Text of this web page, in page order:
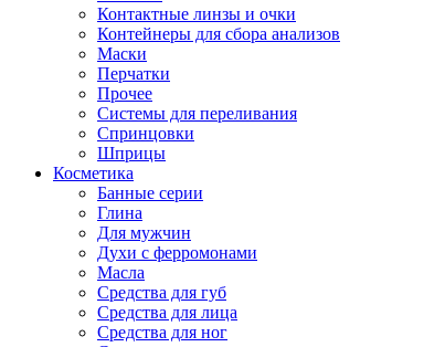
Контактные линзы и очки
Контейнеры для сбора анализов
Маски
Перчатки
Прочее
Системы для переливания
Спринцовки
Шприцы
Косметика
Банные серии
Глина
Для мужчин
Духи с ферромонами
Масла
Средства для губ
Средства для лица
Средства для ног